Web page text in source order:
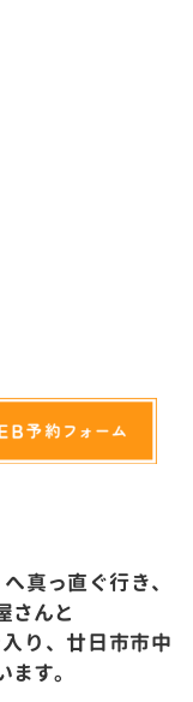
真っ直ぐ行き、
さんと
り、廿日市市中
す。